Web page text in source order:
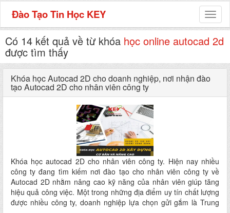
Đào Tạo Tin Học KEY
Có 14 kết quả về từ khóa học online autocad 2d
được tìm thấy
Khóa học Autocad 2D cho doanh nghiệp, nơi nhận đào
tạo Autocad 2D cho nhân viên công ty
Khóa học autocad 2D cho nhân viên công ty. Hiện nay nhiều
công ty đang tìm kiếm nơi đào tạo cho nhân viên công ty về
Autocad 2D nhằm nâng cao kỹ năng của nhân viên giúp tăng
hiệu quả công việc. Một trong những địa điểm uy tín chất lượng
được nhiều công ty, doanh nghiệp lựa chọn gửi gắm là Trung